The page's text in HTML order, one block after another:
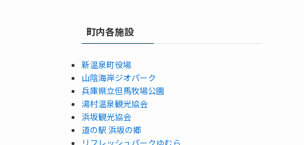
町内各施設
新温泉町役場
山陰海岸ジオパーク
兵庫県立但馬牧場公園
湯村温泉観光協会
浜坂観光協会
道の駅 浜坂の郷
リフレッシュパークゆむら